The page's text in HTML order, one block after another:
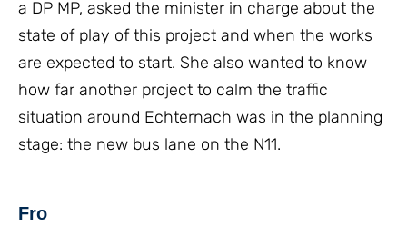
a DP MP, asked the minister in charge about the
state of play of this project and when the works
are expected to start. She also wanted to know
how far another project to calm the traffic
situation around Echternach was in the planning
stage: the new bus lane on the N11.
Fro